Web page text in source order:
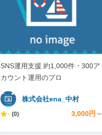
SNS運用支援 約1,000件・300ア
カウント運用のプロ
株式会社ena_中村
- (0) 3,000円～